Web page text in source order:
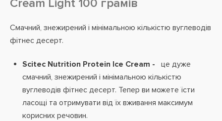
Cream Light 100 грамів
Смачний, знежирений і мінімальною кількістю вуглеводів
фітнес десерт.
Scitec Nutrition Protein Ice Cream -
це дуже
смачний, знежирений і мінімальною кількістю
вуглеводів фітнес десерт. Тепер ви можете їсти
ласощі та отримувати від їх вживання максимум
корисних речовин.